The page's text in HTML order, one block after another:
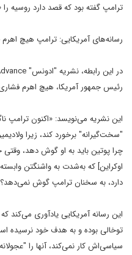
ترامپ گفته بود که قصد دارد روسیه را
رسانه‌های آمریکایی: ترامپ هیچ اهرم
رئیس جمهور آمریکا، هیچ اهرم
این نشریه می‌نویسد: «اکنون ترامپ
"سخت‌گیرانه" برخورد کند، زیرا
چرا پوتین باید به او گوش دهد،
اوکراین] که به‌شدت به واشنگتن
دارد، به سخنان ترامپ گوش
این رسانه آمریکایی یادآوری می‌کند
توخالی بوده و به هدف خود نرسیده
سیاسی‌اش کار نمی‌کند، آنها را